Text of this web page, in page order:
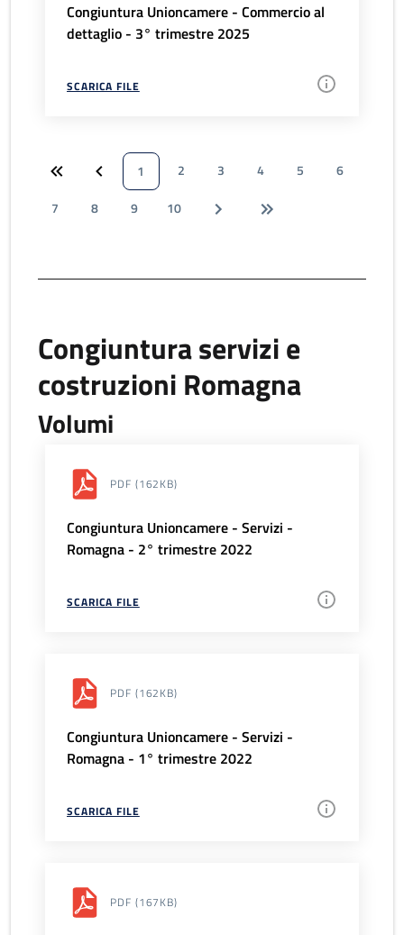
Congiuntura Unioncamere - Commercio al
dettaglio - 3° trimestre 2025
SCARICA FILE
1 2 3 4 5
6
7
8 9 10
Congiuntura servizi e
costruzioni Romagna
Volumi
PDF (162KB)
Congiuntura Unioncamere - Servizi -
Romagna - 2° trimestre 2022
SCARICA FILE
PDF (162KB)
Congiuntura Unioncamere - Servizi -
Romagna - 1° trimestre 2022
SCARICA FILE
PDF (167KB)